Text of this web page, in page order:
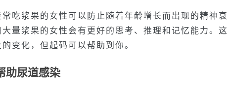
吃浆果的女性可以防止随着年龄增长而出现的精神衰
量浆果的女性会有更好的思考、推理和记忆能力。这
变化，但起码可以帮助到你。
助尿道感染